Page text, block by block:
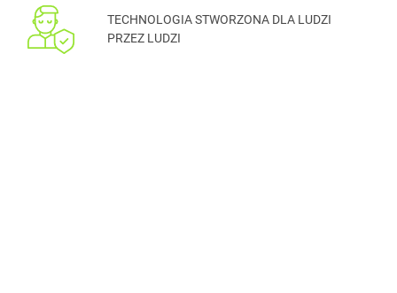
TECHNOLOGIA STWORZONA DLA LUDZI
PRZEZ LUDZI